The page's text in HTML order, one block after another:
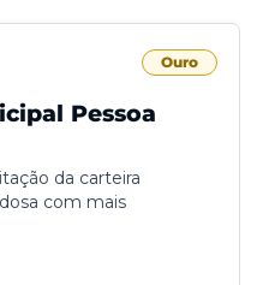
Ouro
Pessoa
da carteira
com mais